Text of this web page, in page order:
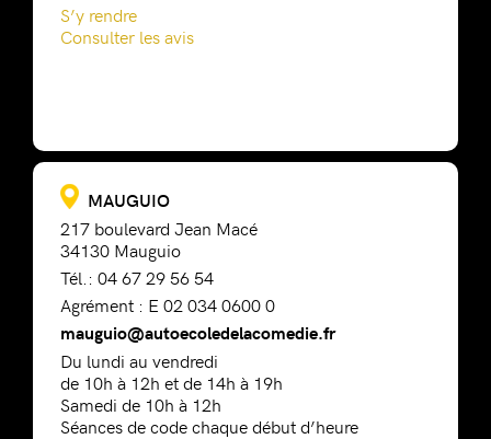
S’y rendre
Consulter les avis
MAUGUIO
217 boulevard Jean Macé
34130 Mauguio
Tél.: 04 67 29 56 54
Agrément : E 02 034 0600 0
mauguio@autoecoledelacomedie.fr
Du lundi au vendredi
de 10h à 12h et de 14h à 19h
Samedi de 10h à 12h
Séances de code chaque début d’heure